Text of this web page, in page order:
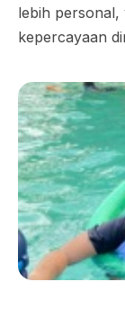
lebih personal,
kepercayaan